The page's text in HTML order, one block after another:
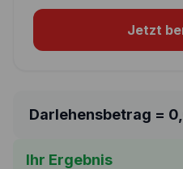
Jetzt
Darlehensbetrag =
Ihr Ergebnis